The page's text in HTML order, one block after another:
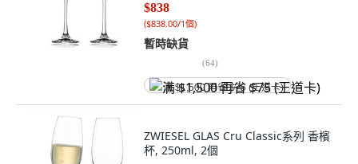
$838
($838.00/1個)
暫時缺貨
(64)
满 $1,500 再省 $75 (王道卡)
ZWIESEL GLAS Cru Classic系列 香檳
杯, 250ml, 2個